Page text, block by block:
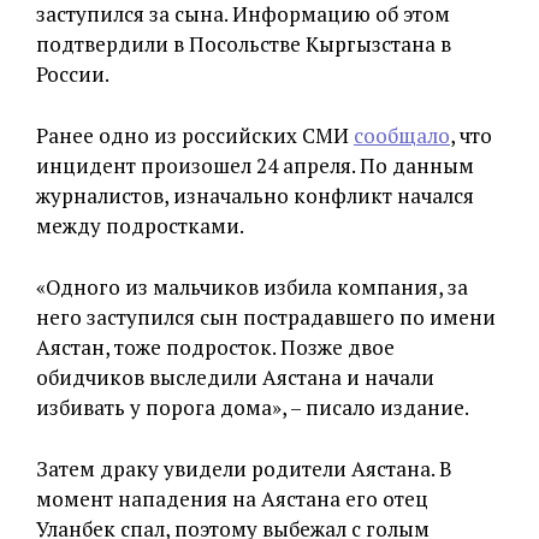
заступился за сына. Информацию об этом
подтвердили в Посольстве Кыргызстана в
России.
Ранее одно из российских СМИ сообщало, что
инцидент произошел 24 апреля. По данным
журналистов, изначально конфликт начался
между подростками.
«Одного из мальчиков избила компания, за
него заступился сын пострадавшего по имени
Аястан, тоже подросток. Позже двое
обидчиков выследили Аястана и начали
избивать у порога дома», – писало издание.
Затем драку увидели родители Аястана. В
момент нападения на Аястана его отец
Уланбек спал, поэтому выбежал с голым